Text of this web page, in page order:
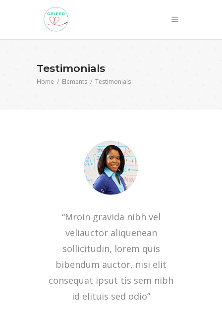
Testimonials
Home / Elements / Testimonials
“Mroin gravida nibh vel
veliauctor aliquenean
sollicitudin, lorem quis
bibendum auctor, nisi elit
consequat ipsut tis sem nibh
id elituis sed odio”